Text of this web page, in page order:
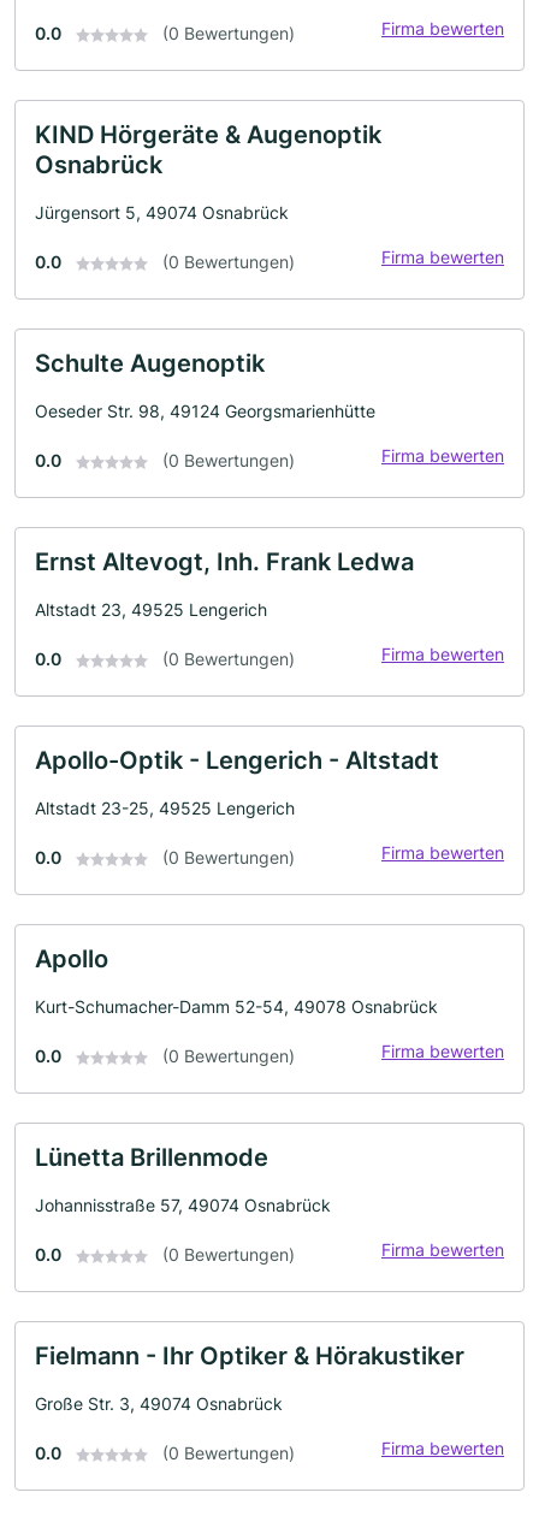
0.0 (0 Bewertungen) Firma bewerten
KIND Hörgeräte & Augenoptik
Osnabrück
Jürgensort 5, 49074 Osnabrück
0.0 (0 Bewertungen) Firma bewerten
Schulte Augenoptik
Oeseder Str. 98, 49124 Georgsmarienhütte
0.0 (0 Bewertungen) Firma bewerten
Ernst Altevogt, Inh. Frank Ledwa
Altstadt 23, 49525 Lengerich
0.0 (0 Bewertungen) Firma bewerten
Apollo-Optik - Lengerich - Altstadt
Altstadt 23-25, 49525 Lengerich
0.0 (0 Bewertungen) Firma bewerten
Apollo
Kurt-Schumacher-Damm 52-54, 49078 Osnabrück
0.0 (0 Bewertungen) Firma bewerten
Lünetta Brillenmode
Johannisstraße 57, 49074 Osnabrück
0.0 (0 Bewertungen) Firma bewerten
Fielmann - Ihr Optiker & Hörakustiker
Große Str. 3, 49074 Osnabrück
0.0 (0 Bewertungen) Firma bewerten